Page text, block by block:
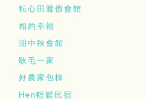
耘心田渡假會館
相約幸福
沺中秧會館
耿毛一家
好農家包棟
Hen輕鬆民宿